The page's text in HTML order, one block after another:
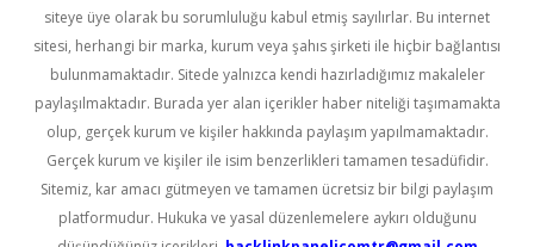
siteye üye olarak bu sorumluluğu kabul etmiş sayılırlar. Bu internet
sitesi, herhangi bir marka, kurum veya şahıs şirketi ile hiçbir bağlantısı
bulunmamaktadır. Sitede yalnızca kendi hazırladığımız makaleler
paylaşılmaktadır. Burada yer alan içerikler haber niteliği taşımamakta
olup, gerçek kurum ve kişiler hakkında paylaşım yapılmamaktadır.
Gerçek kurum ve kişiler ile isim benzerlikleri tamamen tesadüfidir.
Sitemiz, kar amacı gütmeyen ve tamamen ücretsiz bir bilgi paylaşım
platformudur. Hukuka ve yasal düzenlemelere aykırı olduğunu